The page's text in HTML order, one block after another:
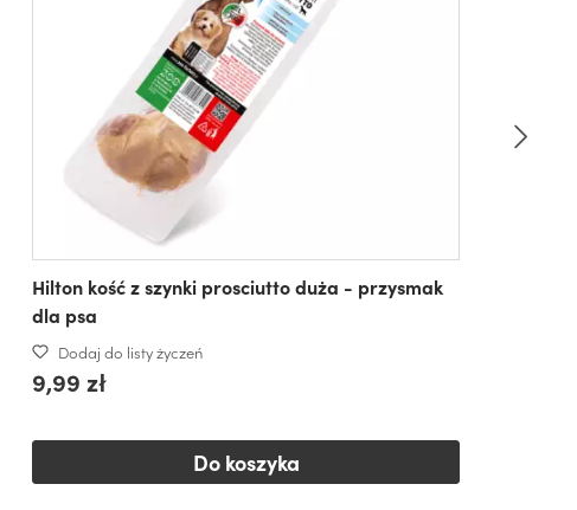
Hilton kość z szynki prosciutto duża - przysmak
dla psa
Dodaj do listy życzeń
9,99 zł
Do koszyka